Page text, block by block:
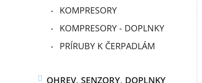
KOMPRESORY
KOMPRESORY - DOPLNKY
PRÍRUBY K ČERPADLÁM
OHREV, SENZORY, DOPLNKY